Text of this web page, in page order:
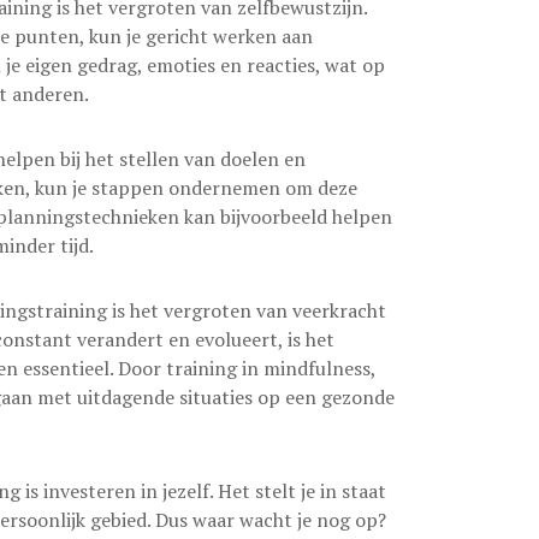
is het vergroten van zelfbewustzijn.
punten, kun je gericht werken aan
eigen gedrag, emoties en reacties, wat op
anderen.
bij het stellen van doelen en
kun je stappen ondernemen om deze
kan bijvoorbeeld helpen
tijd.
is het vergroten van veerkracht
verandert en evolueert, is het
essentieel. Door training in mindfulness,
met uitdagende situaties op een gezonde
is investeren in jezelf. Het stelt je in staat
gebied. Dus waar wacht je nog op?